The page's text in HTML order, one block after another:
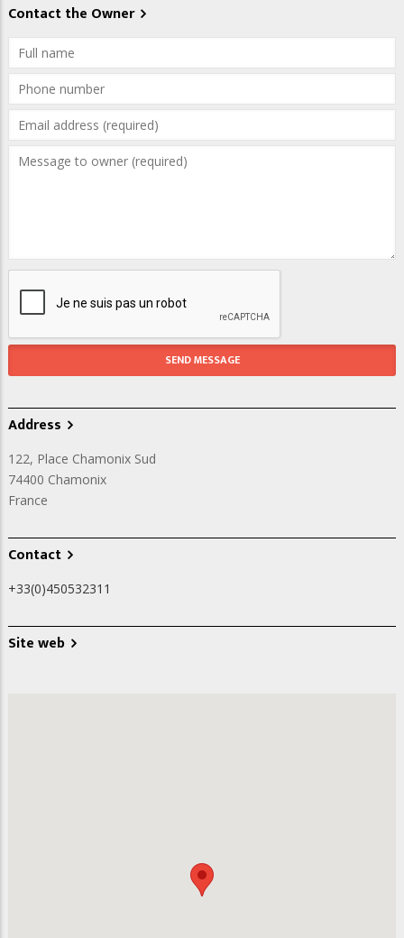
Contact the Owner
Address
122, Place Chamonix Sud
74400 Chamonix
France
Contact
+33(0)450532311
Site web